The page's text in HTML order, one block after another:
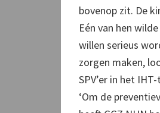
bovenop zit. De
Eén van hen
willen serieus
zorgen maken,
SPV’er in het IHT-
‘Om de